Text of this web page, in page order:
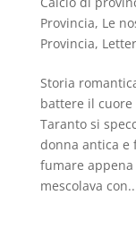
Provincia, Le
Provincia,
Storia
battere il
Taranto si
donna antica e
fumare appena
mescolava